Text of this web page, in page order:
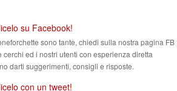
su Facebook!
sono tante, chiedi sulla nostra pagina FB
cerchi ed i nostri utenti con esperienza diretta
darti suggerimenti, consigli e risposte.
con un tweet!